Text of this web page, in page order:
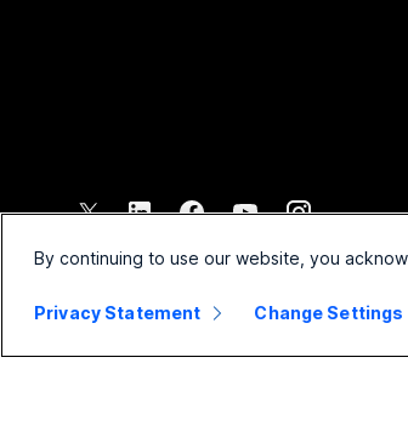
2026 Cisco i/ili njegova povezana društva.
By continuing to use our website, you
Privacy Statement Change Settings